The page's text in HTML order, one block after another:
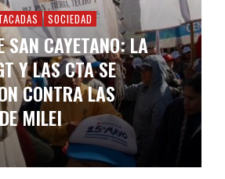
SOCIEDAD
SAN CAYETANO: LA
Y LAS CTA SE
CONTRA LAS
MILEI